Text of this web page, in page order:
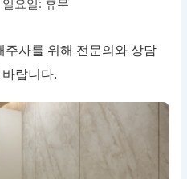
사를 위해 전문의와 상담
랍니다.